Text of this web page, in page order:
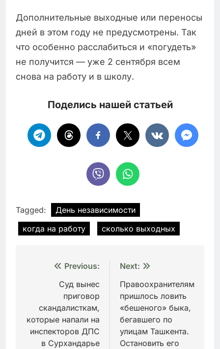
Дополнительные выходные или переносы
дней в этом году не предусмотрены. Так
что особенно расслабиться и «погудеть»
не получится — уже 2 сентября всем
снова на работу и в школу.
Поделись нашей статьей
Tagged:
День независимости
когда на работу
сколько выходных
Навигация
записям
Previous:
Суд вынес
приговор
скандалисткам,
которые напали на
инспекторов ДПС
в Сурхандарье
Next:
Правоохранителям
пришлось ловить
«бешеного» быка,
бегавшего по
улицам Ташкента.
Остановить его